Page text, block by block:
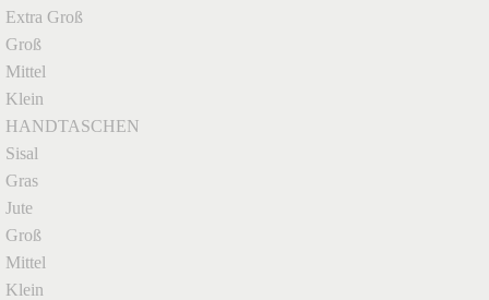
Extra Groß
Groß
Mittel
Klein
HANDTASCHEN
Sisal
Gras
Jute
Groß
Mittel
Klein